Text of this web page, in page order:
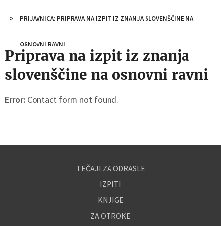
PRIJAVNICA: PRIPRAVA NA IZPIT IZ ZNANJA SLOVENŠČINE NA
OSNOVNI RAVNI
Priprava na izpit iz znanja
slovenščine na osnovni ravni
Error: Contact form not found.
TEČAJI ZA ODRASLE
IZPITI
KNJIGE
ZA OTROKE